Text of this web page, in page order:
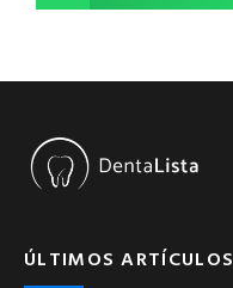
ÚLTIMOS ARTÍCULOS